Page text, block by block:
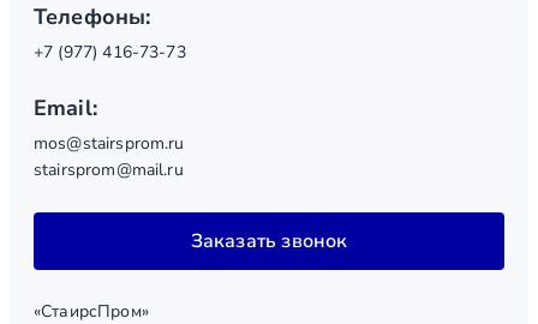
Телефоны:
+7 (977) 416-73-73
Email:
mos@stairsprom.ru
stairsprom@mail.ru
Заказать звонок
«СтаирсПром»